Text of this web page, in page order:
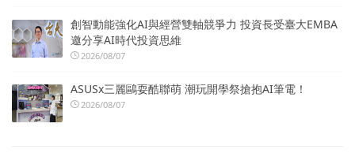
創智動能強化AI與經營雙軸競爭力 投資長受臺大EMBA
邀分享AI時代投資思維
2026/08/07
ASUSx三麗鷗耍酷聯萌 潮玩開學祭搶抱AI筆電！
2026/08/07